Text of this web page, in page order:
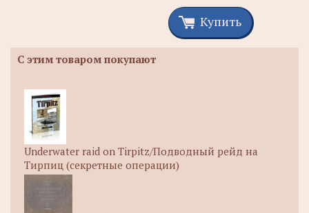
Купить
С этим товаром покупают
Underwater raid on Tirpitz/Подводный рейд на
Тирпиц (секретные операции)